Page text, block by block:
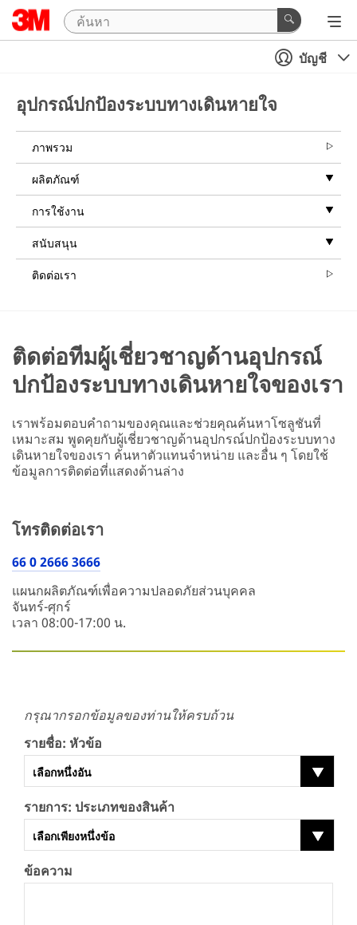
บัญชี
อุปกรณ์ปกป้องระบบทางเดินหายใจ
ภาพรวม
ผลิตภัณฑ์
การใช้งาน
สนับสนุน
ติดต่อเรา
ติดต่อทีมผู้เชี่ยวชาญด้านอุปกรณ์
ปกป้องระบบทางเดินหายใจของเรา
เราพร้อมตอบคำถามของคุณและช่วยคุณค้นหาโซลูชันที่
เหมาะสม พูดคุยกับผู้เชี่ยวชาญด้านอุปกรณ์ปกป้องระบบทาง
เดินหายใจของเรา ค้นหาตัวแทนจำหน่าย และอื่น ๆ โดยใช้
ข้อมูลการติดต่อที่แสดงด้านล่าง
โทรติดต่อเรา
66 0 2666 3666
แผนกผลิตภัณฑ์เพื่อความปลอดภัยส่วนบุคคล
จันทร์-ศุกร์
เวลา 08:00-17:00 น.
กรุณากรอกข้อมูลของท่านให้ครบถ้วน
รายชื่อ: หัวข้อ
เลือกหนึ่งอัน
รายการ: ประเภทของสินค้า
เลือกเพียงหนึ่งข้อ
ข้อความ